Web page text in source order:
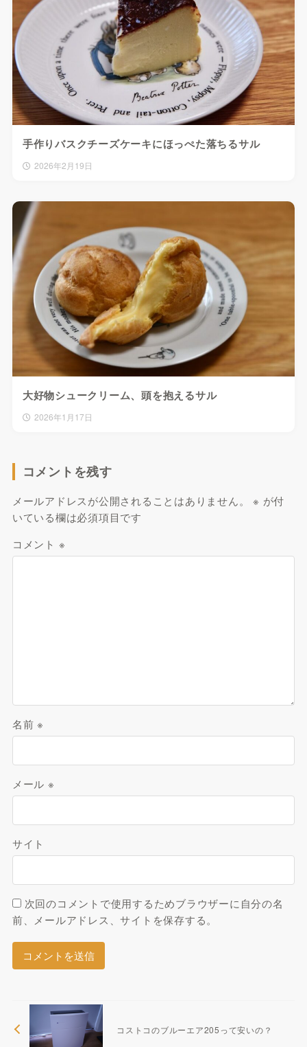
手作りバスクチーズケーキにほっぺた落ちるサル
2026年2月19日
大好物シュークリーム、頭を抱えるサル
2026年1月17日
コメントを残す
メールアドレスが公開されることはありません。 ※ が付
いている欄は必須項目です
コメント ※
名前※
メール ※
サイト
次回のコメントで使用するためブラウザーに自分の名
前、メールアドレス、サイトを保存する。
コストコのブルーエア205って安いの？